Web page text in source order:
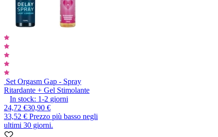
Set Orgasm Gap - Spray
Ritardante + Gel Stimolante
In stock: 1-2 giorni
24,72 €30,90 €
33,52 € Prezzo più basso negli
ultimi 30 giorni.